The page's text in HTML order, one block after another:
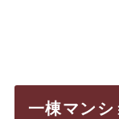
一棟マン